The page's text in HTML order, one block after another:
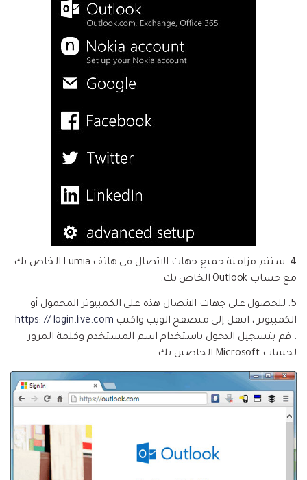
4. ستتم مزامنة جميع جهات الاتصال في هاتف Lumia الخاص بك
مع حساب Outlook الخاص بك.
5. للحصول على جهات الاتصال هذه على الكمبيوتر المحمول أو
الكمبيوتر ، انتقل إلى متصفح الويب واكتب https: // login.live.com
. قم بتسجيل الدخول باستخدام اسم المستخدم وكلمة المرور
لحساب Microsoft الخاصين بك.